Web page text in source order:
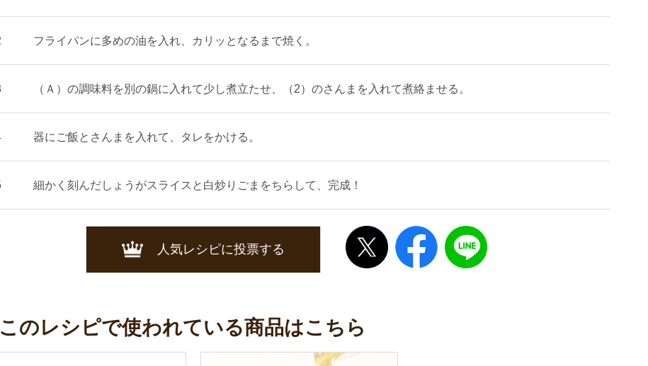
フライパンに多めの油を入れ、カリッとなるまで焼く。
（Ａ）の調味料を別の鍋に入れて少し煮立たせ、（2）のさんまを入れて煮絡ませる。
器にご飯とさんまを入れて、タレをかける。
細かく刻んだしょうがスライスと白炒りごまをちらして、完成！
人気レシピに投票する
このレシピで使われている商品はこちら